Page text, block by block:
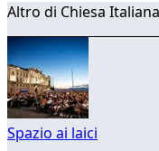
Altro di Chiesa Italiana
Spazio ai laici